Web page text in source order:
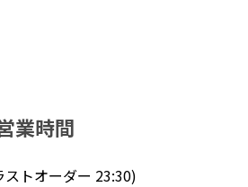
業時間
トオーダー 23:30)